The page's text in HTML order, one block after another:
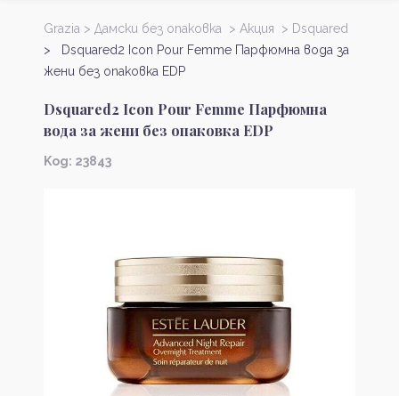
Grazia > Дамски без опаковка > Акция > Dsquared
> Dsquared2 Icon Pour Femme Парфюмна вода за
жени без опаковка EDP
Dsquared2 Icon Pour Femme Парфюмна
вода за жени без опаковка EDP
Kод: 23843